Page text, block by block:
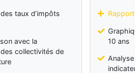
taux d’impôts
avec la
collectivités de
10 ans